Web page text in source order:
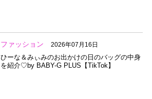
ファッション 2026年07月16日
ひーな＆みぃみのお出かけの日のバッグの中身
を紹介♡by BABY-G PLUS【TikTok】